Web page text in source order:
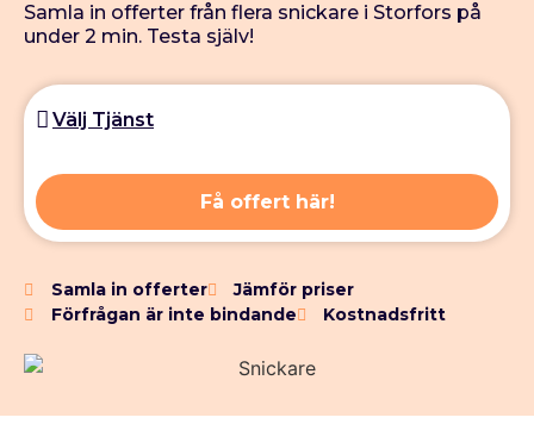
Samla in offerter från flera snickare i Storfors på
under 2 min. Testa själv!
Få offert här!
Samla in offerter
Jämför priser
Förfrågan är inte bindande
Kostnadsfritt